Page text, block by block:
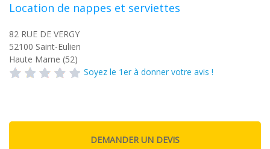
Location de nappes et serviettes
82 RUE DE VERGY
52100 Saint-Eulien
Haute Marne (52)
Soyez le 1er à donner votre avis !